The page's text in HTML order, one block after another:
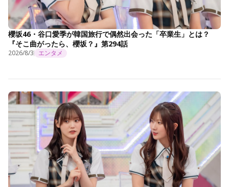
櫻坂46・谷口愛季が韓国旅行で偶然出会った「卒業生」とは？
『そこ曲がったら、櫻坂？』第294話
2026/8/3 エンタメ